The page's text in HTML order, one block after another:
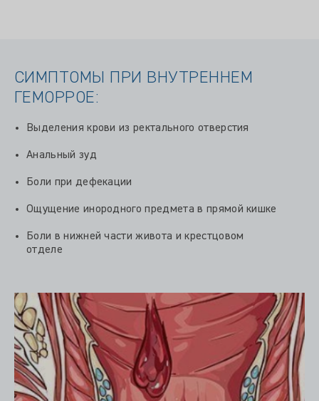
СИМПТОМЫ ПРИ ВНУТРЕННЕМ
ГЕМОРРОЕ:
Выделения крови из ректального отверстия
Анальный зуд
Боли при дефекации
Ощущение инородного предмета в прямой кишке
Боли в нижней части живота и крестцовом
отделе